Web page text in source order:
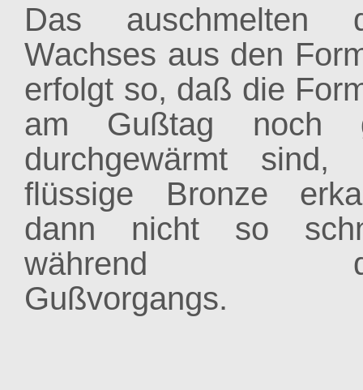
Das auschmelten
Wachses aus den
erfolgt so, daß die
am Gußtag noch
durchgewärmt sind,
flüssige Bronze
dann nicht so
während
Gußvorgangs.